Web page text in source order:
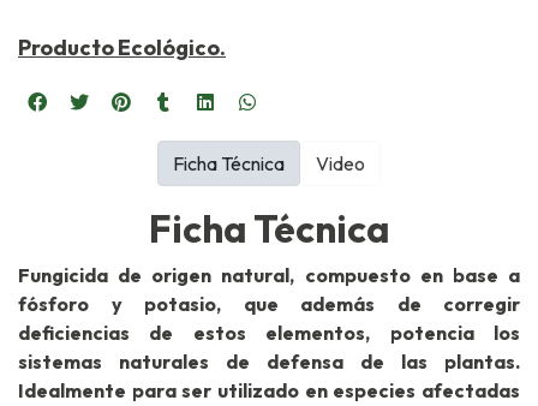
Producto Ecológico.
Ficha Técnica
Fungicida de origen natural, compuesto en base a
fósforo y potasio, que además de corregir
deficiencias de estos elementos, potencia los
sistemas naturales de defensa de las plantas.
Idealmente para ser utilizado en especies afectadas
Ficha Técnica Video